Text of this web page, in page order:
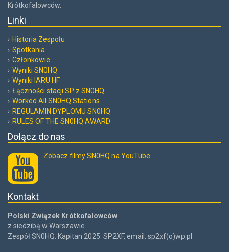
Krótkofalowców.
Linki
Historia Zespołu
Spotkania
Członkowie
Wyniki SN0HQ
Wyniki IARU HF
Łączności stacji SP z SN0HQ
Worked All SN0HQ Stations
REGULAMIN DYPLOMU SN0HQ
RULES OF THE SN0HQ AWARD
Dołącz do nas
Zobacz filmy SN0HQ na YouTube
Kontakt
Polski Związek Krótkofalowców
z siedzibą w Warszawie
Zespół SN0HQ. Kapitan 2025: SP2XF, email: sp2xf(o)wp.pl